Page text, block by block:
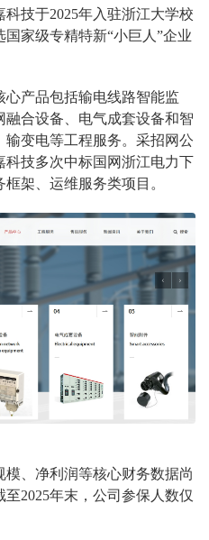
技于2025年入驻浙江大学校
家级专精特新“小巨人”企业
心产品包括输电线路智能监
合设备、电气成套设备和智
变电等工程服务。采招网公
技多次中标国网浙江电力下
架、运维服务类项目。
、净利润等核心财务数据尚
2025年末，公司参保人数仅